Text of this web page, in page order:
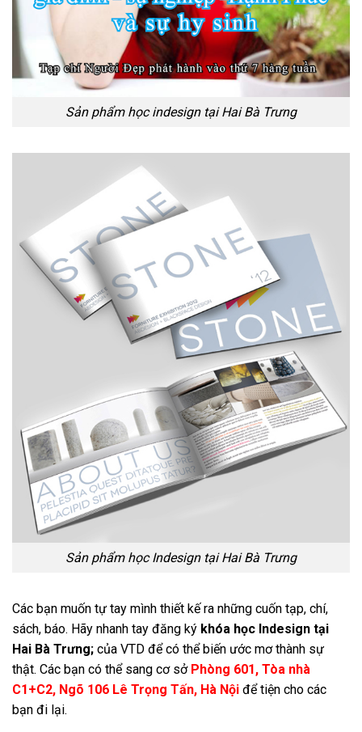
Sản phẩm học indesign tại Hai Bà Trưng
Sản phẩm học Indesign tại Hai Bà Trưng
Các bạn muốn tự tay mình thiết kế ra những cuốn tạp, chí,
sách, báo. Hãy nhanh tay đăng ký khóa học Indesign tại
Hai Bà Trưng; của VTD để có thể biến ước mơ thành sự
thật. Các bạn có thể sang cơ sở Phòng 601, Tòa nhà
C1+C2, Ngõ 106 Lê Trọng Tấn, Hà Nội để tiện cho các
bạn đi lại.